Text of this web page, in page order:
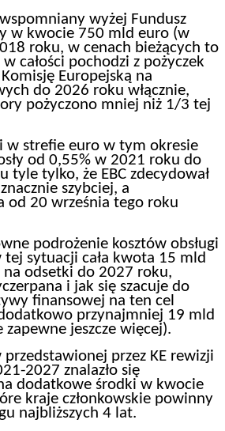
wyżej Fundusz
w kwocie 750 mld euro (w
roku, w cenach bieżących to
całości pochodzi z pożyczek
Europejską na
do 2026 roku włącznie,
pożyczono mniej niż 1/3 tej
w strefie euro w tym okresie
od 0,55% w 2021 roku do
tyle tylko, że EBC zdecydował
szybciej, a
od 20 września tego roku
podrożenie kosztów obsługi
tej sytuacji cała kwota 15 mld
odsetki do 2027 roku,
i jak się szacuje do
finansowej na ten cel
przynajmniej 19 mld
jeszcze więcej).
przez KE rewizji
2027 znalazło się
dodatkowe środki w kwocie
kraje członkowskie powinny
najbliższych 4 lat.